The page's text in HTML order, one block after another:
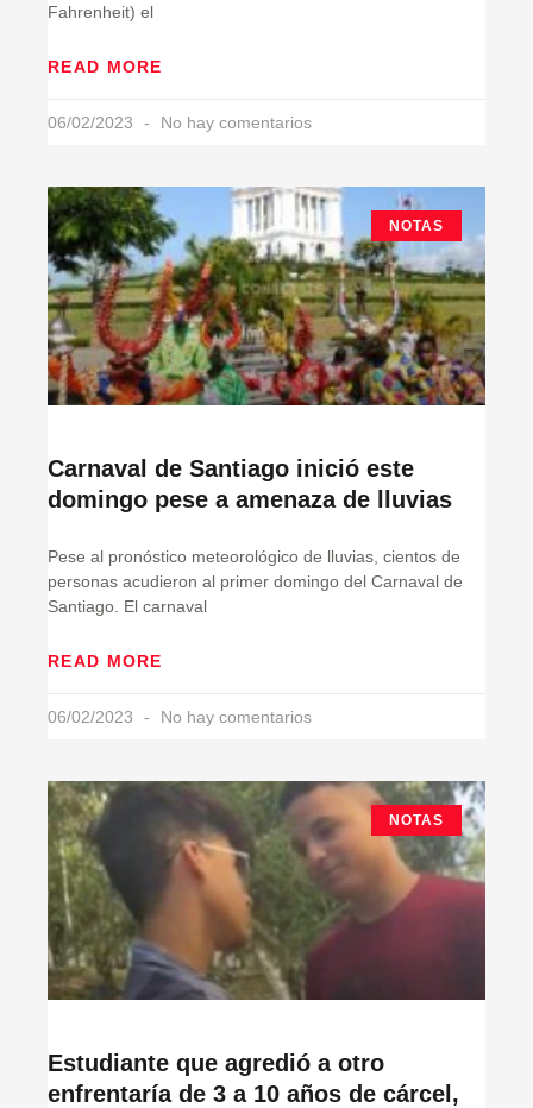
Fahrenheit) el
READ MORE
06/02/2023 No hay comentarios
NOTAS
Carnaval de Santiago inició este
domingo pese a amenaza de lluvias
Pese al pronóstico meteorológico de lluvias, cientos de
personas acudieron al primer domingo del Carnaval de
Santiago. El carnaval
READ MORE
06/02/2023 No hay comentarios
NOTAS
Estudiante que agredió a otro
enfrentaría de 3 a 10 años de cárcel,